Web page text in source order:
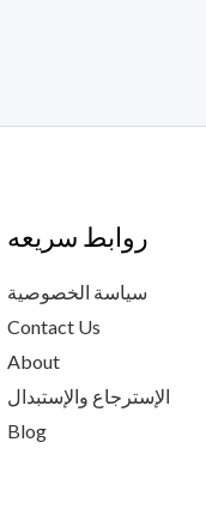
روابط سريعه
سياسة الخصوصية
Contact Us
About
الإسترجاع والإستبدال
Blog